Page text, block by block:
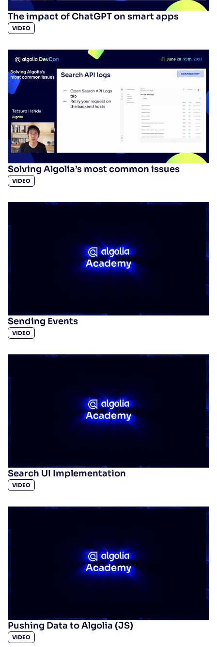
The impact of ChatGPT on smart apps
VIDEO
Solving Algolia’s most common issues
VIDEO
Sending Events
VIDEO
Search UI Implementation
VIDEO
Pushing Data to Algolia (JS)
VIDEO